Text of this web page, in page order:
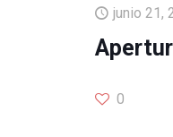
junio 21,
0